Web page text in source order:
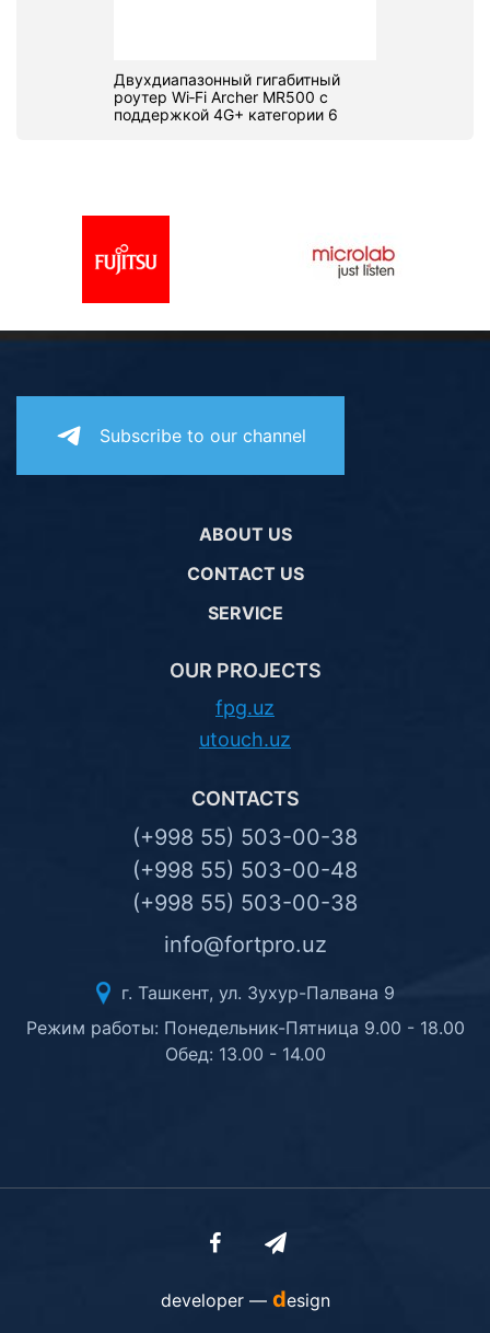
Двухдиапазонный гигабитный
роутер Wi‑Fi Archer MR500 с
поддержкой 4G+ категории 6
Subscribe to our channel
ABOUT US
CONTACT US
SERVICE
OUR PROJECTS
fpg.uz
utouch.uz
CONTACTS
(+998 55) 503-00-38
(+998 55) 503-00-48
(+998 55) 503-00-38
info@fortpro.uz
г. Ташкент, ул. Зухур-Палвана 9
Режим работы: Понедельник-Пятница 9.00 - 18.00
Обед: 13.00 - 14.00
developer — design